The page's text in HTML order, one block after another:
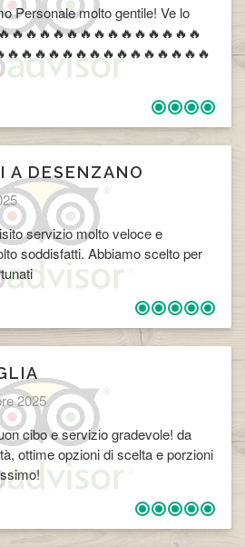
Personale molto gentile! Ve lo
A DESENZANO
servizio molto veloce e
soddisfatti. Abbiamo scelto per
2025
cibo e servizio gradevole! da
ottime opzioni di scelta e porzioni